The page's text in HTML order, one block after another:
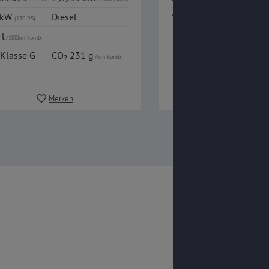
(170 PS)
Diesel
l/100km komb.
G CO₂ 231 g/km komb.
Merken
130 kW